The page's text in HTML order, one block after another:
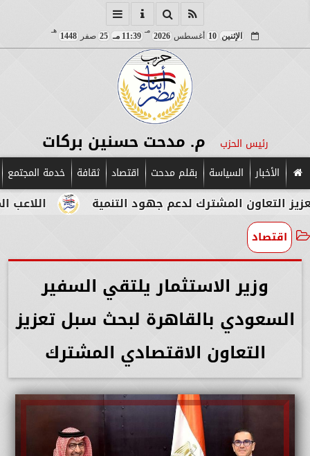
الإثنين 10 أغسطس 2026
مـ
11:39 مـ 25 صفر 1448
هـ
رئيس الحزب م. مدحت حسنين بركات
الأخبار السياسة بقلم مدحت اقتصاد ثقافة خدمة المجتمع
اللاعب المصري المشترك لدعم جهود التنمية
اقتصاد
وزير الاستثمار يلتقي السفير
السعودي بالقاهرة لبحث سبل تعزيز
التعاون الاقتصادي المشترك